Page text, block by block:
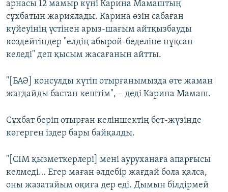
арнасы 12 мамыр күні Карина Мамаштың
сұхбатын жариялады. Карина өзін сабаған
күйеуінің үстінен арыз-шағым айтқызбауды
көздейтіндер "елдің абырой-беделіне нұқсан
келеді" деп қысым жасағанын айтты.
"[БАӘ] консулды күтіп отырғанымызда өте жаман
жағдайды бастан кештім", – деді Карина Мамаш.
Сұхбат беріп отырған келіншектің бет-жүзінде
көгерген іздер бары байқалды.
"[СІМ қызметкерлері] мені ауруханаға апарғысы
келмеді… Егер маған әлдебір жағдай бола қалса,
оны жазатайым оқиға дер еді. Дымын білдірмей